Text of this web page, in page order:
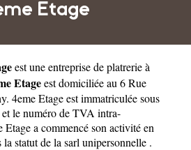
Etage
est uneentreprise de platrerie à
Etageest domiciliée au 6 Rue
4eme Etage est immatriculée sous
le numéro de TVA intra-
Etage a commencé son activité en
statut de la sarl unipersonnelle .